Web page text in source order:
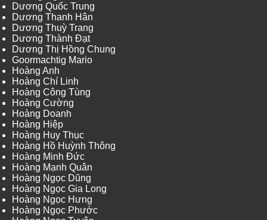
Dương Quốc Trung
Dương Thanh Hân
Dương Thuỳ Trang
Dương Thành Đạt
Dương Thị Hồng Chung
Goormachtig Mario
Hoàng Anh
Hoàng Chí Linh
Hoàng Công Tùng
Hoàng Cường
Hoàng Doanh
Hoàng Hiệp
Hoàng Huy Thục
Hoàng Hồ Huỳnh Thông
Hoàng Minh Đức
Hoàng Mạnh Quân
Hoàng Ngọc Dũng
Hoàng Ngọc Gia Long
Hoàng Ngọc Hưng
Hoàng Ngọc Phước